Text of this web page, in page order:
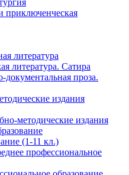
приключенческая
литература
литература. Сатира
документальная проза.
издания
методические издания
(1-11 кл.)
профессиональное